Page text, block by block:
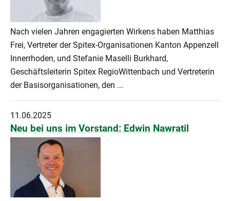
Nach vielen Jahren engagierten Wirkens haben Matthias
Frei, Vertreter der Spitex-Organisationen Kanton Appenzell
Innerrhoden, und Stefanie Maselli Burkhard,
Geschäftsleiterin Spitex RegioWittenbach und Vertreterin
der Basisorganisationen, den ...
11.06.2025
Neu bei uns im Vorstand: Edwin Nawratil